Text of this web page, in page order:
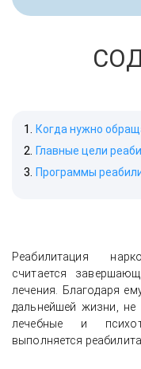
Когда нужно
Главные цели
Программы
Реабилитация
считается
лечения. Благодаря
дальнейшей жизни,
лечебные и
выполняется